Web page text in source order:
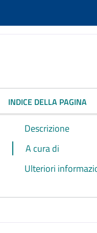
INDICE DELLA PAGINA
Descrizione
A cura di
Ulteriori